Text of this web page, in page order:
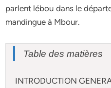
parlent lébou dans le
mandingue à Mbour.
Table des matières
INTRODUCTION